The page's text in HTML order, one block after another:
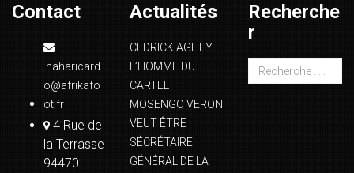
Contact
naharicard
o@afrikafo
ot.fr
4 Rue de
la Terrasse
94470
Actualités
CEDRICK AGHEY
L’HOMME DU
CARTEL
MOSENGO VERON
VEUT ÊTRE
SÉCRÉTAIRE
GÉNÉRAL DE LA
Recherche
r